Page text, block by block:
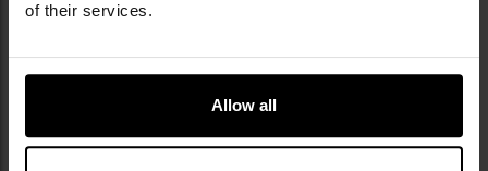
of their services.
Allow all
Militaria.pl jest dealerem premium marki
FreeNord.
odzieży termoaktywnej. Produkty powstają w